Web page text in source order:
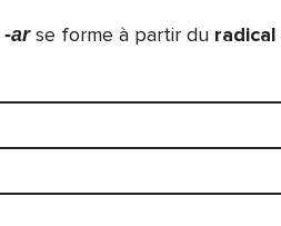
-arse forme à partir du radical